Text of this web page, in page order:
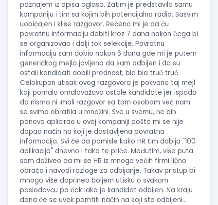
poznajem iz opisa oglasa. Zatim je predstavila samu
kompaniju i tim sa kojim bih potencijalno radio. Sasvim
uobičajen i kliše razgovor. Rečeno mi je da ću
povratnu informaciju dobiti kroz 7 dana nakon čega bi
se organizovao i dalji tok selekcije. Povratnu
informaciju sam dobio nakon 6 dana gde mi je putem
generičkog mejla javljeno da sam odbijen i da su
ostali kandidati dobili prednost, bla bla truć truć.
Celokupan utisak ovog razgovora je pokvario taj mejl
koji pomalo omalovažava ostale kandidate jer ispada
da nismo ni imali razgovor sa tom osobom već nam
se svima obratila u množini. Sve u svemu, ne bih
ponovo aplicirao u ovoj kompaniji pošto mi se nije
dopao način na koji je dostavljena povratna
informacija. Svi će da pomisle kako HR tim dobija "100
aplikacija" dnevno i tako te priče. Međutim, više puta
sam doživeo da mi se HR iz mnogo većih firmi lično
obraća i navodi razloge za odbijanje. Takav pristup bi
mnogo više doprineo boljem utisku o svakom
poslodavcu pa čak iako je kandidat odbijen. Na kraju
dana će se uvek pamtiti način na koji ste odbijeni...